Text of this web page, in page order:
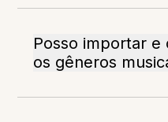
Posso importar e
os gêneros